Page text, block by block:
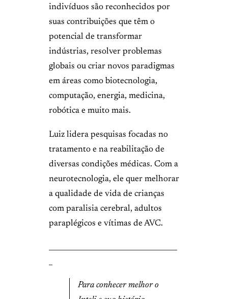
indivíduos são reconhecidos por
suas contribuições que têm o
potencial de transformar
indústrias, resolver problemas
globais ou criar novos paradigmas
em áreas como biotecnologia,
computação, energia, medicina,
robótica e muito mais.
Luiz lidera pesquisas focadas no
tratamento e na reabilitação de
diversas condições médicas. Com a
neurotecnologia, ele quer melhorar
a qualidade de vida de crianças
com paralisia cerebral, adultos
paraplégicos e vítimas de AVC.
Para conhecer melhor o